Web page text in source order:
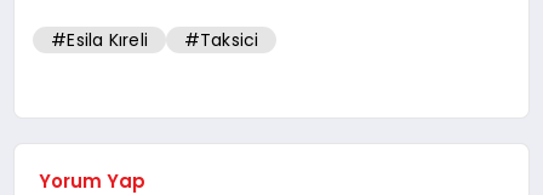
#Esila Kıreli #Taksici
Yorum Yap